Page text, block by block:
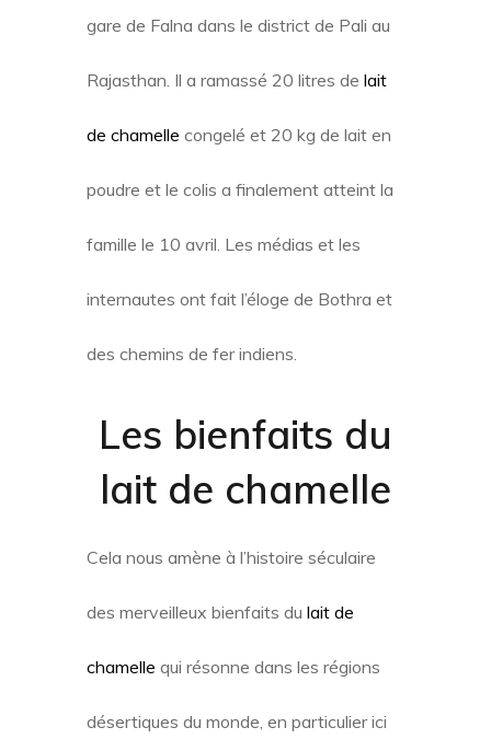
gare de Falna dans le district de Pali au
Rajasthan. Il a ramassé 20 litres de lait
de chamelle congelé et 20 kg de lait en
poudre et le colis a finalement atteint la
famille le 10 avril. Les médias et les
internautes ont fait l’éloge de Bothra et
des chemins de fer indiens.
Les bienfaits du
lait de chamelle
Cela nous amène à l’histoire séculaire
des merveilleux bienfaits du lait de
chamelle qui résonne dans les régions
désertiques du monde, en particulier ici